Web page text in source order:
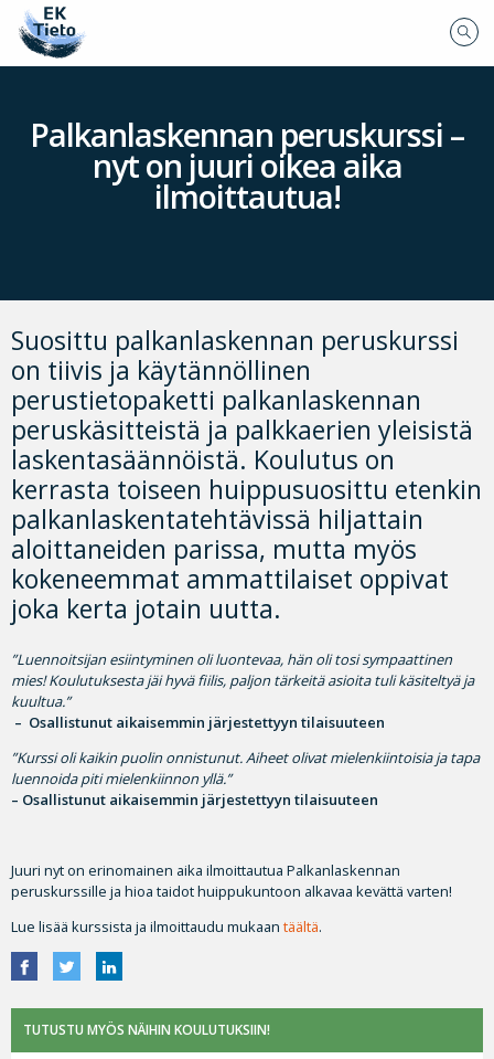
Palkanlaskennan peruskurssi –
nyt on juuri oikea aika
ilmoittautua!
Suosittu palkanlaskennan peruskurssi
on tiivis ja käytännöllinen
perustietopaketti palkanlaskennan
peruskäsitteistä ja palkkaerien yleisistä
laskentasäännöistä. Koulutus on
kerrasta toiseen huippusuosittu etenkin
palkanlaskentatehtävissä hiljattain
aloittaneiden parissa, mutta myös
kokeneemmat ammattilaiset oppivat
joka kerta jotain uutta.
”Luennoitsijan esiintyminen oli luontevaa, hän oli tosi sympaattinen
mies! Koulutuksesta jäi hyvä fiilis, paljon tärkeitä asioita tuli käsiteltyä ja
kuultua.”
– Osallistunut aikaisemmin järjestettyyn tilaisuuteen
”Kurssi oli kaikin puolin onnistunut. Aiheet olivat mielenkiintoisia ja tapa
luennoida piti mielenkiinnon yllä.”
– Osallistunut aikaisemmin järjestettyyn tilaisuuteen
Juuri nyt on erinomainen aika ilmoittautua Palkanlaskennan
peruskurssille ja hioa taidot huippukuntoon alkavaa kevättä varten!
Lue lisää kurssista ja ilmoittaudu mukaan täältä.
TUTUSTU MYÖS NÄIHIN KOULUTUKSIIN!